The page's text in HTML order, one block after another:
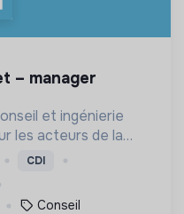
et ingénierie
les acteurs de la
CDI
Conseil